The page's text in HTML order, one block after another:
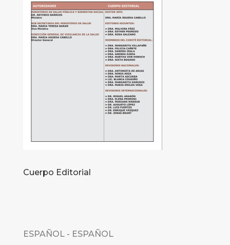
Cuerpo Editorial
ESPAÑOL - ESPAÑOL